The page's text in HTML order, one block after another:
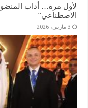
لأول مرة… أداب
الاصطناعي”
3 مارس، 2026